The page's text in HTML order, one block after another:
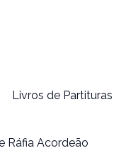
Livros de Partituras
Ráfia Acordeão